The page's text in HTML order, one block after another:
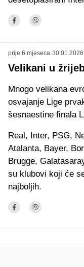
prije 6 mjeseca
Velikani u
Mnogo velikana
osvajanje Lige
šesnaestine finala
Real, Inter, PSG,
Atalanta, Bayer,
Brugge,
su klubovi koji će
najboljih.